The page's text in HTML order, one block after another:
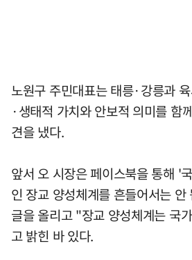
노원구 주민대표는 태릉·강릉과
·생태적 가치와 안보적 의미를 함
견을 냈다.
앞서 오 시장은 페이스북을 통해 '
인 장교 양성체계를 흔들어서는
글을 올리고 "장교 양성체계는 국
고 밝힌 바 있다.